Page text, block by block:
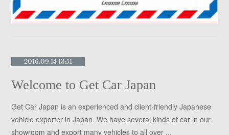
2016.09.14 13:51
Welcome to Get Car Japan
Get Car Japan is an experienced and client-friendly Japanese
vehicle exporter in Japan. We have several kinds of car in our
showroom and export many vehicles to all over ...